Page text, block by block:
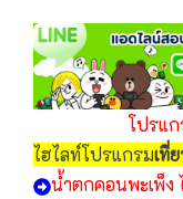
โปรแ
ไฮไลท์โปรแกรมเที่
น้ำตกคอนพะเพ็ง